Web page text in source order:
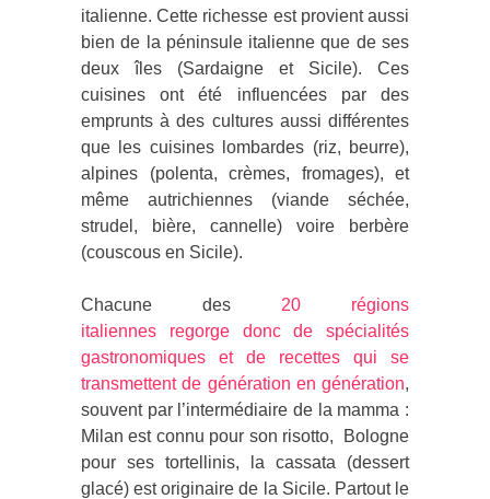
italienne. Cette richesse est provient aussi
bien de la péninsule italienne que de ses
deux îles (Sardaigne et Sicile). Ces
cuisines ont été influencées par des
emprunts à des cultures aussi différentes
que les cuisines lombardes (riz, beurre),
alpines (polenta, crèmes, fromages), et
même autrichiennes (viande séchée,
strudel, bière, cannelle) voire berbère
(couscous en Sicile).
Chacune des 20 régions
italiennes regorge donc de spécialités
gastronomiques et de recettes qui se
transmettent de génération en génération,
souvent par l’intermédiaire de la mamma :
Milan est connu pour son risotto, Bologne
pour ses tortellinis, la cassata (dessert
glacé) est originaire de la Sicile. Partout le